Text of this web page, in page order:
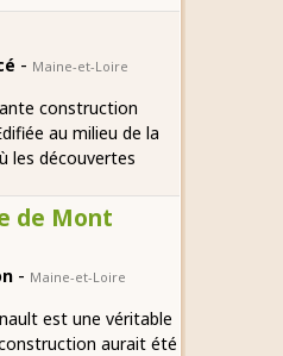
- Maine-et-Loire
construction
au milieu de la
les découvertes
de Mont
- Maine-et-Loire
est une véritable
aurait été